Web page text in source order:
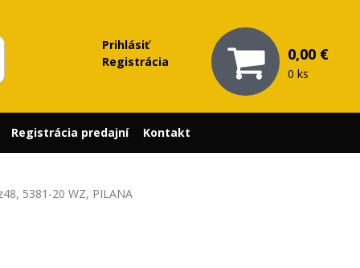
Prihlásiť
Registrácia
0,00 €
0 ks
5381-20 WZ, PILANA
Registrácia predajní Kontakt